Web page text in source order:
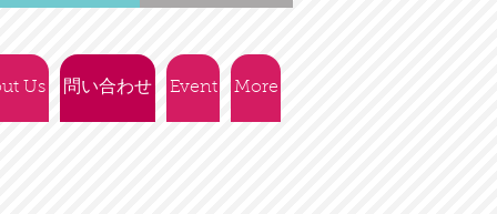
Us 問い合わせ Event More